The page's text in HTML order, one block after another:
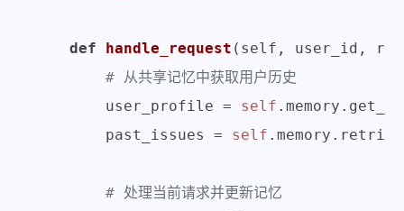
def handle_request ( self, user_id,
# 从共享记忆中获取用户历史
        user_profile =
self
        past_issues =
self
# 处理当前请求并更新记忆